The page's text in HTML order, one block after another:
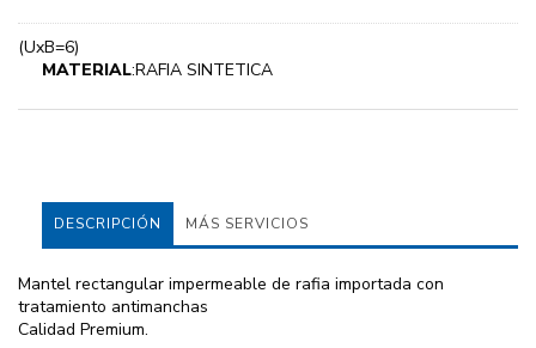
(UxB=6)
MATERIAL:RAFIA SINTETICA
DESCRIPCIÓN MÁS SERVICIOS
Mantel rectangular impermeable de rafia importada con
tratamiento antimanchas
Calidad Premium.